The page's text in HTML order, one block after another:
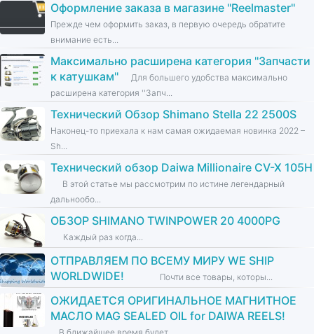
Оформление заказа в магазине ''Reelmaster''
Прежде чем оформить заказ, в первую очередь обратите
внимание есть...
Максимально расширена категория ''Запчасти
к катушкам''
Для большего удобства максимально
расширена категория ''Запч...
Технический Обзор Shimano Stella 22 2500S
Наконец-то приехала к нам самая ожидаемая новинка 2022 –
Sh...
Технический обзор Daiwa Millionaire CV-X 105H
В этой статье мы рассмотрим по истине легендарный
дальнообо...
ОБЗОР SHIMANO TWINPOWER 20 4000PG
Каждый раз когда...
ОТПРАВЛЯЕМ ПО ВСЕМУ МИРУ WE SHIP
WORLDWIDE!
Почти все товары, которы...
ОЖИДАЕТСЯ ОРИГИНАЛЬНОЕ МАГНИТНОЕ
МАСЛО MAG SEALED OIL for DAIWA REELS!